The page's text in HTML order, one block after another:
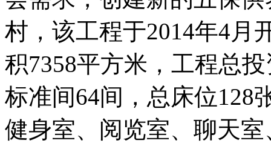
村，该工程于2014年4月
积7358平方米，工程总
标准间64间，总床位128
健身室、阅览室、聊天